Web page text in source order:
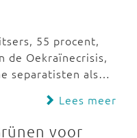
55 procent,
de Oekraïnecrisis,
separatisten als…
Lees meer
voor